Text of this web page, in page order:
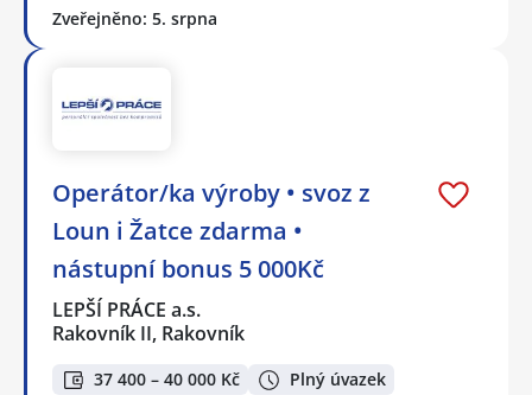
Zveřejněno: 5. srpna
Operátor/ka výroby • svoz z
Loun i Žatce zdarma •
nástupní bonus 5 000Kč
LEPŠÍ PRÁCE a.s.
Rakovník II, Rakovník
37 400 – 40 000 Kč Plný úvazek